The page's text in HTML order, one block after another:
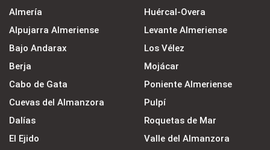
Almería
Alpujarra Almeriense
Bajo Andarax
Berja
Cabo de Gata
Cuevas del Almanzora
Dalías
El Ejido
Huércal-Overa
Levante Almeriense
Los Vélez
Mojácar
Poniente Almeriense
Pulpí
Roquetas de Mar
Valle del Almanzora